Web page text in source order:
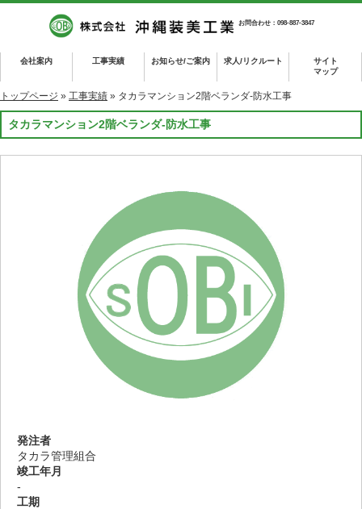
お問合わせ：098-887-3847
会社案内 工事実績 お知らせ/ご案内 求人/リクルート
サイト
マップ
トップページ » 工事実績 » タカラマンション2階ベランダ-防水工事
タカラマンション2階ベランダ-防水工事
発注者
タカラ管理組合
竣工年月
-
工期